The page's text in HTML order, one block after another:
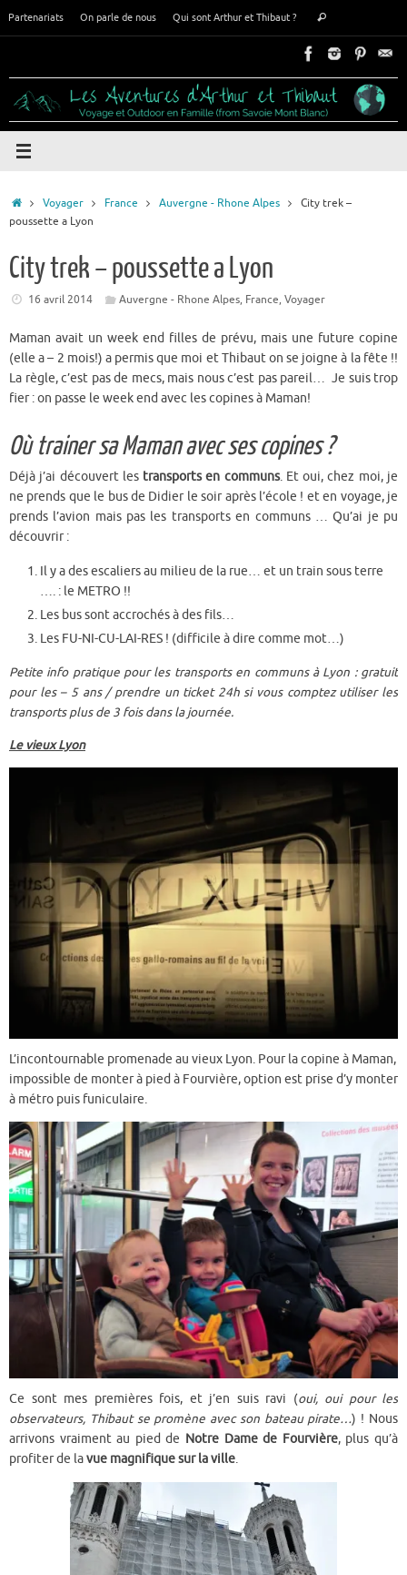
Partenariats On parle de nous Qui sont Arthur et Thibaut ?
:
Rechercher
Accueil
Voyager France Auvergne - Rhone Alpes
City trek –
poussette a Lyon
City trek – poussette a Lyon
16 avril 2014 Auvergne - Rhone Alpes, France,Voyager
Maman avait un week end filles de prévu, mais une future copine
(elle a – 2 mois!) a permis que moi et Thibaut on se joigne à la fête !!
La règle, c’est pas de mecs, mais nous c’est pas pareil… Je suis trop
fier : on passe le week end avec les copines à Maman!
Où trainer sa Maman avec ses copines ?
Déjà j’ai découvert les transports en communs. Et oui, chez moi, je
ne prends que le bus de Didier le soir après l’école ! et en voyage, je
prends l’avion mais pas les transports en communs … Qu’ai je pu
découvrir :
Il y a des escaliers au milieu de la rue… et un train sous terre
…. : le METRO !!
Les bus sont accrochés à des fils…
Les FU-NI-CU-LAI-RES ! (difficile à dire comme mot…)
Petite info pratique pour les transports en communs à Lyon : gratuit
pour les – 5 ans / prendre un ticket 24h si vous comptez utiliser les
transports plus de 3 fois dans la journée.
Le vieux Lyon
L’incontournable promenade au vieux Lyon. Pour la copine à Maman,
impossible de monter à pied à Fourvière, option est prise d’y monter
à métro puis funiculaire.
Ce sont mes premières fois, et j’en suis ravi (oui, oui pour les
observateurs, Thibaut se promène avec son bateau pirate…) ! Nous
arrivons vraiment au pied de Notre Dame de Fourvière, plus qu’à
profiter de lavue magnifique sur la ville.